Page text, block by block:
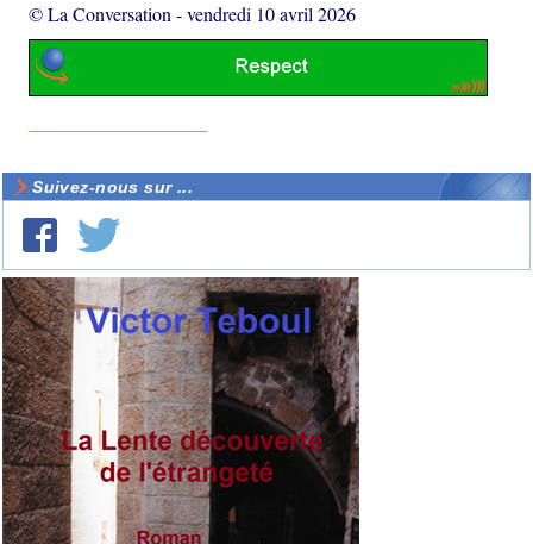
© La Conversation -vendredi 10 avril 2026
Suivez-nous sur ...